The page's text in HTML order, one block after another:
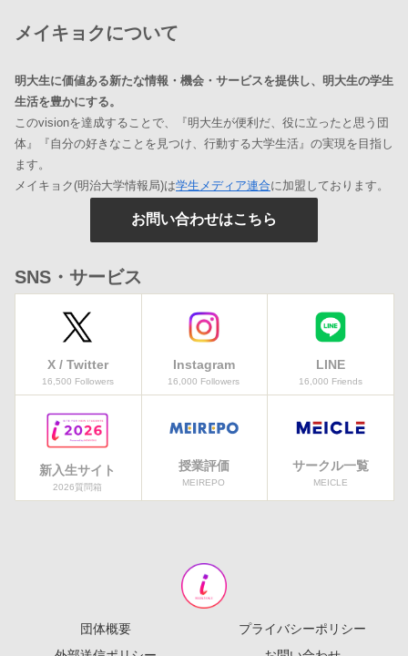
メイキョクについて
明大生に価値ある新たな情報・機会・サービスを提供し、明大生の学生
生活を豊かにする。
このvisionを達成することで、『明大生が便利だ、役に立ったと思う団
体』『自分の好きなことを見つけ、行動する大学生活』の実現を目指し
ます。
メイキョク(明治大学情報局)は学生メディア連合に加盟しております。
お問い合わせはこちら
SNS・サービス
X / Twitter
16,500 Followers
Instagram
16,000 Followers
LINE
16,000 Friends
新入生サイト
2026質問箱
授業評価
MEIREPO
サークル一覧
MEICLE
団体概要
プライバシーポリシー